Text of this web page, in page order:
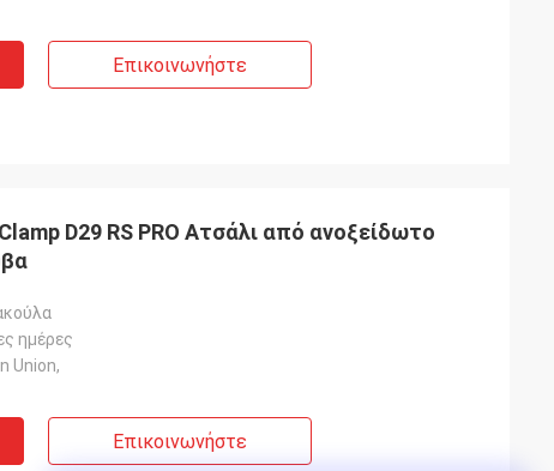
Επικοινωνήστε
D29 RS PRO Ατσάλι από ανοξείδωτο
ημέρες
Union,
Επικοινωνήστε